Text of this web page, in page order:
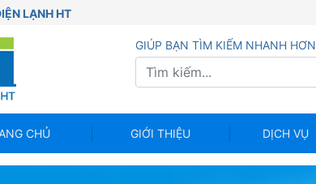
LẠNH HT
GIÚP BẠN TÌM KIẾM NHANH HƠN
CHỦ GIỚI THIỆU DỊCH VỤ